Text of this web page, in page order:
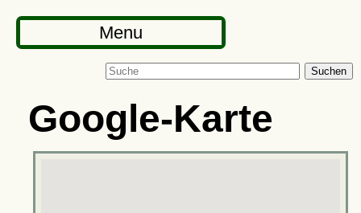
Menu
Suchen
Google-Karte